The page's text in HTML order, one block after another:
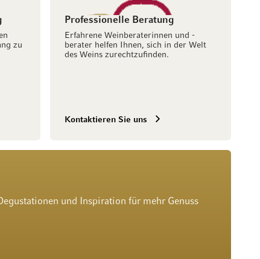
zu
Professionelle Beratung
Erfahrene Weinberaterinnen und -
berater helfen Ihnen, sich in der Welt
des Weins zurechtzufinden.
Kontaktieren Sie uns
und Inspiration für mehr Genuss